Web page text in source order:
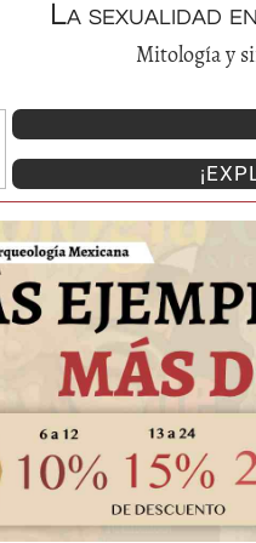
La sexualidad
Mitología y